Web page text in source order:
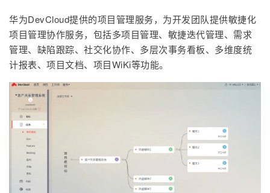
华为DevCloud提供的项目管理服务，为开发团队提供敏捷化
项目管理协作服务，包括多项目管理、敏捷迭代管理、需求
管理、缺陷跟踪、社交化协作、多层次事务看板、多维度统
计报表、项目文档、项目WiKi等功能。